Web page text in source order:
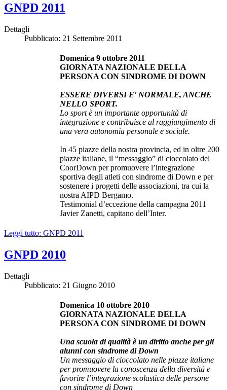
GNPD 2011
Dettagli
Pubblicato: 21 Settembre 2011
Domenica 9 ottobre 2011
GIORNATA NAZIONALE DELLA
PERSONA CON SINDROME DI DOWN
ESSERE DIVERSI E' NORMALE, ANCHE
NELLO SPORT.
Lo sport è un importante opportunità di
integrazione e contribuisce al raggiungimento di
una vera autonomia personale e sociale.
In 45 piazze della nostra provincia, ed in oltre 200
piazze italiane, il “messaggio” di cioccolato del
CoorDown per promuovere l’integrazione
sportiva degli atleti con sindrome di Down e per
sostenere i progetti delle associazioni, tra cui la
nostra AIPD Bergamo.
Testimonial d’eccezione della campagna 2011
Javier Zanetti, capitano dell’Inter.
Leggi tutto: GNPD 2011
GNPD 2010
Dettagli
Pubblicato: 21 Giugno 2010
Domenica 10 ottobre 2010
GIORNATA NAZIONALE DELLA
PERSONA CON SINDROME DI DOWN
Una scuola di qualità è un diritto anche per gli
alunni con sindrome di Down
Un messaggio di cioccolato nelle piazze italiane
per promuovere la conoscenza della diversità e
favorire l’integrazione scolastica delle persone
con sindrome di Down